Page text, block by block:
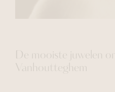
De mooiste juwelen
Vanhoutteghem